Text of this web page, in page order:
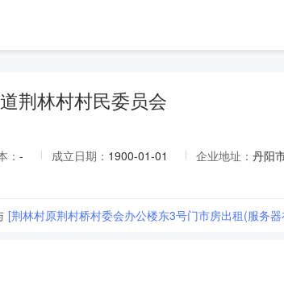
荆林村村民委员会
： - 成立日期： 1900-01-01 企业地址： 丹阳
[荆林村原荆村桥村委会办公楼东3号门市房出租(服务